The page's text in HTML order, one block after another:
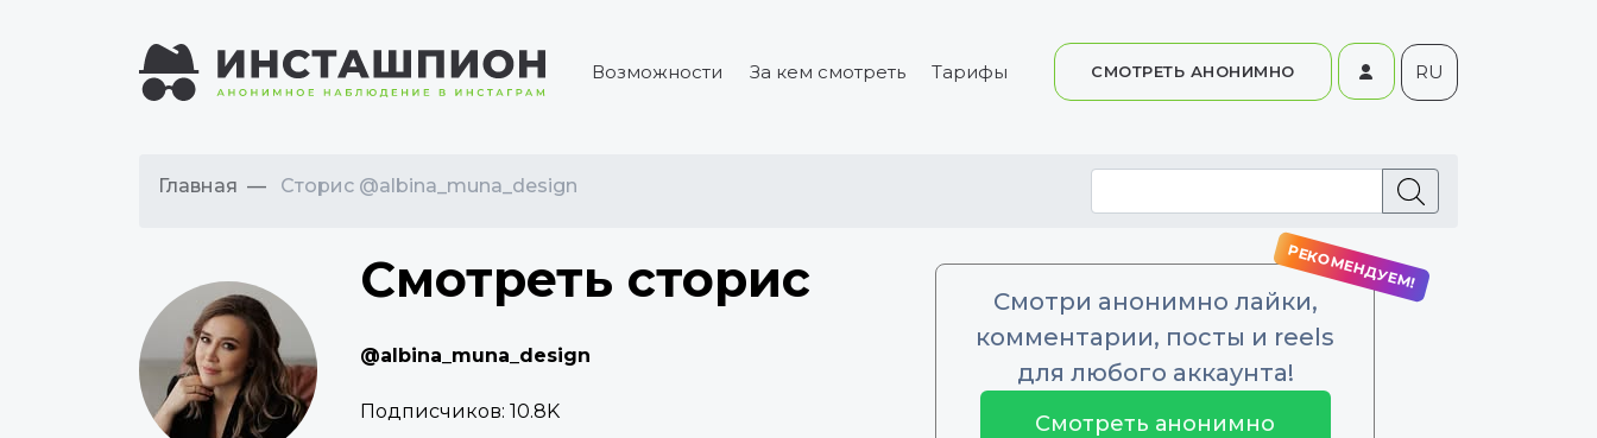
Возможности За кем смотреть Тарифы СМОТРЕТЬ АНОНИМНО RU
Главная Сторис @albina_muna_design
Смотреть сторис
@albina_muna_design
Подписчиков: 10.8K
Смотри анонимно лайки,
комментарии, посты и reels
для любого аккаунта!
Смотреть анонимно